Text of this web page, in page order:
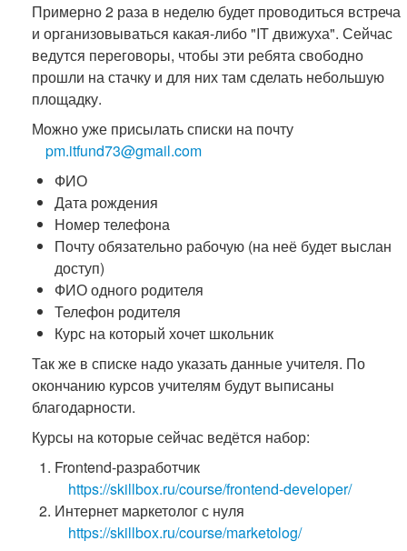
Примерно 2 раза в неделю будет проводиться встреча
и организовываться какая-либо "IT движуха". Сейчас
ведутся переговоры, чтобы эти ребята свободно
прошли на стачку и для них там сделать небольшую
площадку.
Можно уже присылать списки на почту
pm.itfund73@gmail.com
ФИО
Дата рождения
Номер телефона
Почту обязательно рабочую (на неё будет выслан
доступ)
ФИО одного родителя
Телефон родителя
Курс на который хочет школьник
Так же в списке надо указать данные учителя. По
окончанию курсов учителям будут выписаны
благодарности.
Курсы на которые сейчас ведётся набор:
Frontend-разработчик
https://skillbox.ru/course/frontend-developer/
Интернет маркетолог с нуля
https://skillbox.ru/course/marketolog/